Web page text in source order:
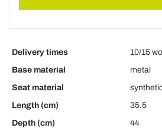
Delivery times
10/15
Base material
metal
Seat material
Length (cm)
35.5
Depth (cm)
44